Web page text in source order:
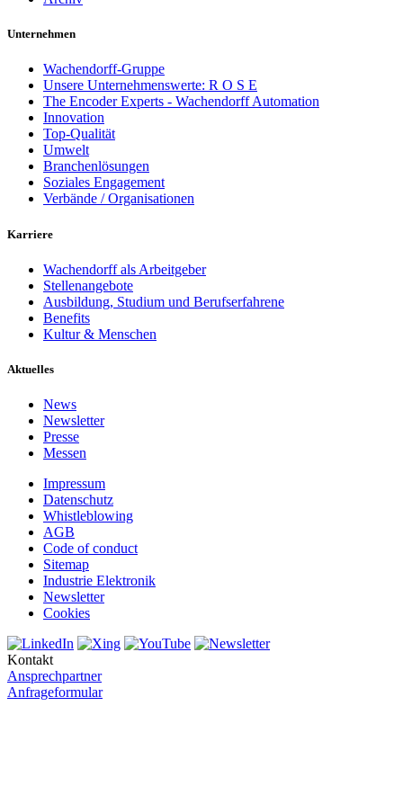
Unternehmen
Wachendorff-Gruppe
Unsere Unternehmenswerte: R O S E
The Encoder Experts - Wachendorff Automation
Innovation
Top-Qualität
Umwelt
Branchenlösungen
Soziales Engagement
Verbände / Organisationen
Karriere
Wachendorff als Arbeitgeber
Stellenangebote
Ausbildung, Studium und Berufserfahrene
Benefits
Kultur & Menschen
Aktuelles
News
Newsletter
Presse
Messen
Impressum
Datenschutz
Whistleblowing
AGB
Code of conduct
Sitemap
Industrie Elektronik
Newsletter
Cookies
Kontakt
Ansprechpartner
Anfrageformular